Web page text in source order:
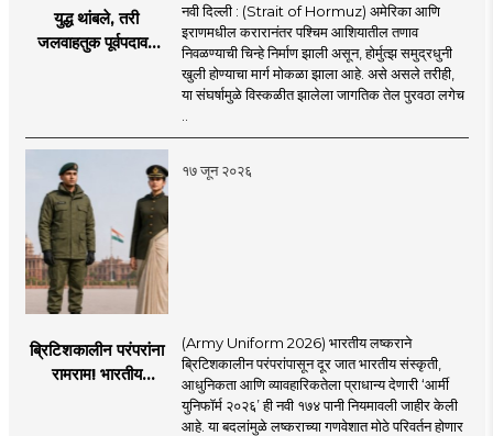
युद्ध थांबले, तरी
जलवाहतुक पूर्वपदावर
चिंता.
नवी दिल्ली : (Strait of Hormuz) अमेरिका आणि
इराणमधील करारानंतर पश्चिम आशियातील तणाव
निवळण्याची चिन्हे निर्माण झाली असून, होर्मुत्झ समुद्रधुनी
खुली होण्याचा मार्ग मोकळा झाला आहे. असे असले तरीही,
या संघर्षामुळे विस्कळीत झालेला जागतिक तेल पुरवठा लगेच
१७ जून २०२६
ब्रिटिशकालीन परंपरांना
रामराम! भारतीय
(Army Uniform 2026) भारतीय लष्कराने
ब्रिटिशकालीन परंपरांपासून दूर जात भारतीय संस्कृती,
आधुनिकता आणि व्यावहारिकतेला प्राधान्य देणारी ‘आर्मी
युनिफॉर्म २०२६’ ही नवी १७४ पानी नियमावली जाहीर केली
आहे. या बदलांमुळे लष्कराच्या गणवेशात मोठे परिवर्तन होणार